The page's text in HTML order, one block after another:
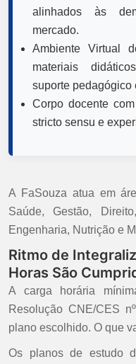
alinhados às
mercado.
Ambiente Virtual
materiais
suporte pedagógico
Corpo docente
stricto sensu e
A FaSouza atua em
Saúde, Gestão,
Engenharia, Nutrição e
Ritmo de
Horas São
A carga horária
Resolução CNE/CES
plano escolhido. O que
Os planos de estudo